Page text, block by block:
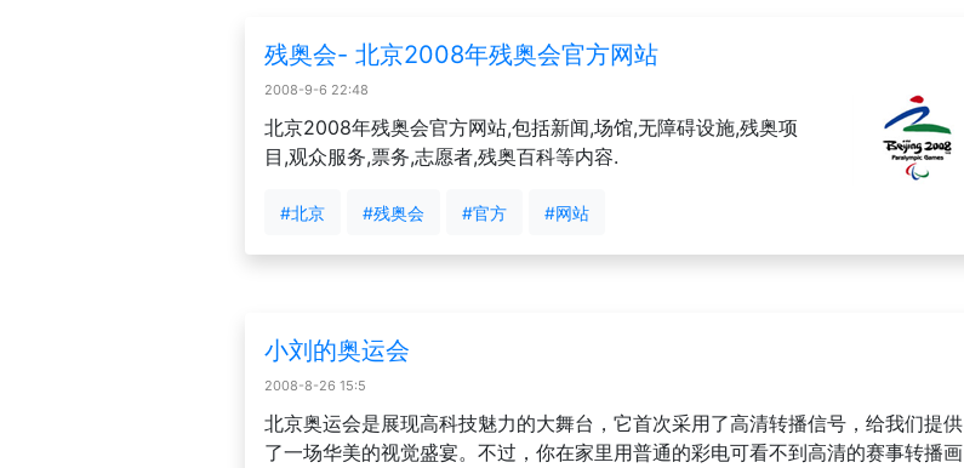
残奥会- 北京2008年残奥会官方网站
2008-9-6 22:48
北京2008年残奥会官方网站,包括新闻,场馆,无障碍设施,残奥项
目,观众服务,票务,志愿者,残奥百科等内容.
#北京 #残奥会 #官方 #网站
小刘的奥运会
2008-8-26 15:5
北京奥运会是展现高科技魅力的大舞台，它首次采用了高清转播信号，给我们提供
了一场华美的视觉盛宴。不过，你在家里用普通的彩电可看不到高清的赛事转播画